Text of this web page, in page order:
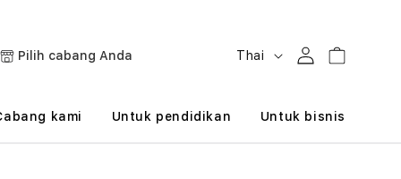
Pilih cabang Anda
B
h
Thai MasukKeranjang
kami Untuk pendidikan Untuk bisnis